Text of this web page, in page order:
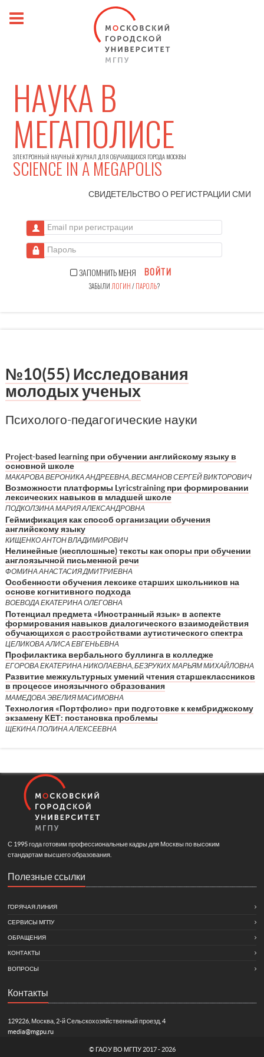
НАУКА В
МЕГАПОЛИСЕ
ЭЛЕКТРОННЫЙ НАУЧНЫЙ ЖУРНАЛ ДЛЯ ОБУЧАЮЩИХСЯ ГОРОДА МОСКВЫ
SCIENCE IN A MEGAPOLIS
СВИДЕТЕЛЬСТВО О РЕГИСТРАЦИИСМИ
Email при регистрации
Пароль
ЗАПОМНИТЬ МЕНЯ ВОЙТИ
ЗАБЫЛИ ЛОГИН/ПАРОЛЬ?
№10(55) Исследования
молодых ученых
Психолого-педагогические науки
Project-based learning при обучении английскому языку в
основной школе
МАКАРОВА ВЕРОНИКА АНДРЕЕВНА, ВЕСМАНОВ СЕРГЕЙ ВИКТОРОВИЧ
Возможности платформы Lyricstraining при формировании
лексических навыков в младшей школе
ПОДКОЛЗИНА МАРИЯ АЛЕКСАНДРОВНА
Геймификация как способ организации обучения
английскому языку
КИЩЕНКО АНТОН ВЛАДИМИРОВИЧ
Нелинейные (несплошные) тексты как опоры при обучении
англоязычной письменной речи
ФОМИНА АНАСТАСИЯ ДМИТРИЕВНА
Особенности обучения лексике старших школьников на
основе когнитивного подхода
ВОЕВОДА ЕКАТЕРИНА ОЛЕГОВНА
Потенциал предмета «Иностранный язык» в аспекте
формирования навыков диалогического взаимодействия
обучающихся с расстройствами аутистического спектра
ЦЕЛИКОВА АЛИСА ЕВГЕНЬЕВНА
Профилактика вербального буллинга в колледже
ЕГОРОВА ЕКАТЕРИНА НИКОЛАЕВНА, БЕЗРУКИХ МАРЬЯМ МИХАЙЛОВНА
Развитие межкультурных умений чтения старшеклассников
в процессе иноязычного образования
МАМЕДОВА ЭВЕЛИЯ МАСИМОВНА
Технология «Портфолио» при подготовке к кембриджскому
экзамену КЕТ: постановка проблемы
ЩЕКИНА ПОЛИНА АЛЕКСЕЕВНА
С 1995 года готовим профессиональные кадры для Москвы по высоким
стандартам высшего образования.
Полезные ссылки
ГОРЯЧАЯ ЛИНИЯ
СЕРВИСЫ МГПУ
ОБРАЩЕНИЯ
КОНТАКТЫ
ВОПРОСЫ
Контакты
129226, Москва, 2-й Сельскохозяйственный проезд, 4
media@mgpu.ru
© ГАОУ ВО МГПУ 2017 - 2026